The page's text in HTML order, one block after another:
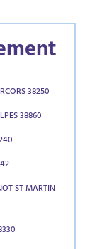
38250
38860
ST MARTIN